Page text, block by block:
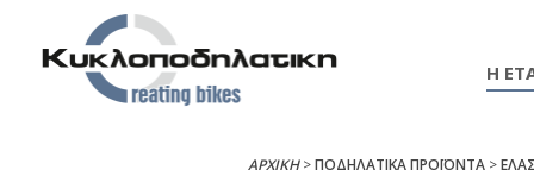
Η
ΑΡΧΙΚΉ>ΠΟΔΗΛΑΤΙΚΑ ΠΡΟΪΟΝΤΑ>